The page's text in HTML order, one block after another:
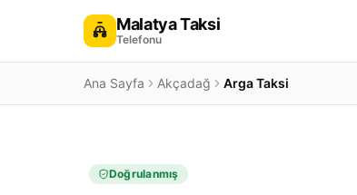
Malatya Taksi
Telefonu
Ana Sayfa Akçadağ Arga Taksi
Doğrulanmış